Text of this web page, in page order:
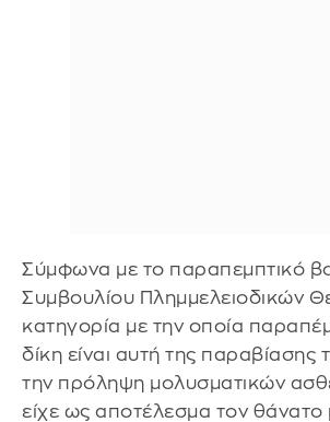
Σύμφωνα με το παραπεμπτικό
Συμβουλίου Πλημμελειοδικών
κατηγορία με την οποία
δίκη είναι αυτή της παραβίασης
την πρόληψη μολυσματικών
είχε ως αποτέλεσμα τον θάνατο